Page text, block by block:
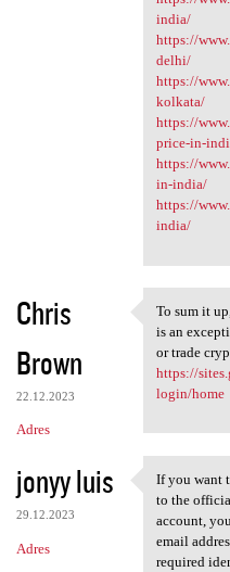
india/
https://
delhi/
https://
kolkata/
https://
price-in-
https://
in-india/
https://
india/
Chris
Brown
22.12.2023
Adres
To sum it
To sum it
is an
or trade
https://
login/home
jonyy luis
29.12.2023
Adres
If you
If you want
to the
account,
email
required